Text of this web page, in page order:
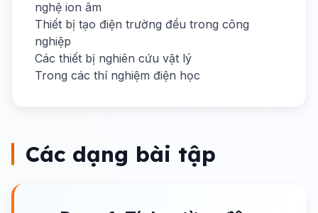
nghệ ion âm
Thiết bị tạo điện trường đều trong công
nghiệp
Các thiết bị nghiên cứu vật lý
Trong các thí nghiệm điện học
Các dạng bài tập